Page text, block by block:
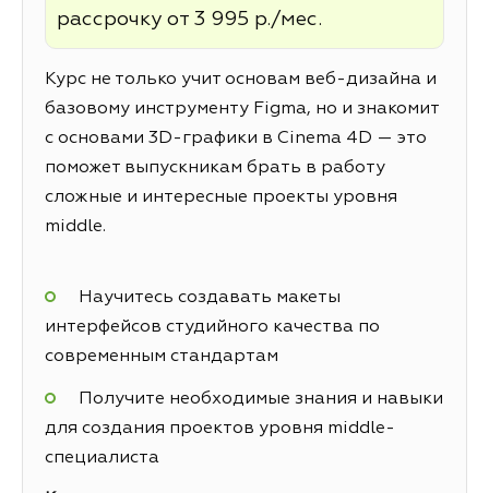
рассрочку от 3 995 р./мес.
Курс не только учит основам веб-дизайна и
базовому инструменту Figma, но и знакомит
с основами 3D-графики в Cinema 4D — это
поможет выпускникам брать в работу
сложные и интересные проекты уровня
middle.
Научитесь создавать макеты
интерфейсов студийного качества по
современным стандартам
Получите необходимые знания и навыки
для создания проектов уровня middle-
специалиста